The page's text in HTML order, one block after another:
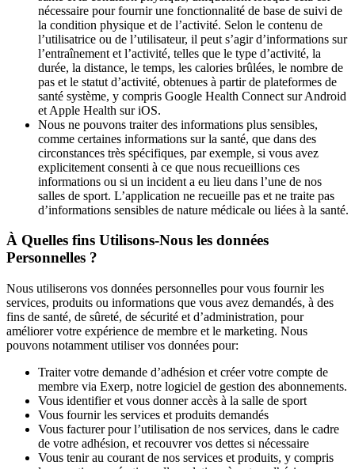
nécessaire pour fournir une fonctionnalité de base de suivi de
la condition physique et de l’activité. Selon le contenu de
l’utilisatrice ou de l’utilisateur, il peut s’agir d’informations sur
l’entraînement et l’activité, telles que le type d’activité, la
durée, la distance, le temps, les calories brûlées, le nombre de
pas et le statut d’activité, obtenues à partir de plateformes de
santé système, y compris Google Health Connect sur Android
et Apple Health sur iOS.
Nous ne pouvons traiter des informations plus sensibles,
comme certaines informations sur la santé, que dans des
circonstances très spécifiques, par exemple, si vous avez
explicitement consenti à ce que nous recueillions ces
informations ou si un incident a eu lieu dans l’une de nos
salles de sport. L’application ne recueille pas et ne traite pas
d’informations sensibles de nature médicale ou liées à la santé.
À Quelles fins Utilisons-Nous les données
Personnelles ?
Nous utiliserons vos données personnelles pour vous fournir les
services, produits ou informations que vous avez demandés, à des
fins de santé, de sûreté, de sécurité et d’administration, pour
améliorer votre expérience de membre et le marketing. Nous
pouvons notamment utiliser vos données pour:
Traiter votre demande d’adhésion et créer votre compte de
membre via Exerp, notre logiciel de gestion des abonnements.
Vous identifier et vous donner accès à la salle de sport
Vous fournir les services et produits demandés
Vous facturer pour l’utilisation de nos services, dans le cadre
de votre adhésion, et recouvrer vos dettes si nécessaire
Vous tenir au courant de nos services et produits, y compris